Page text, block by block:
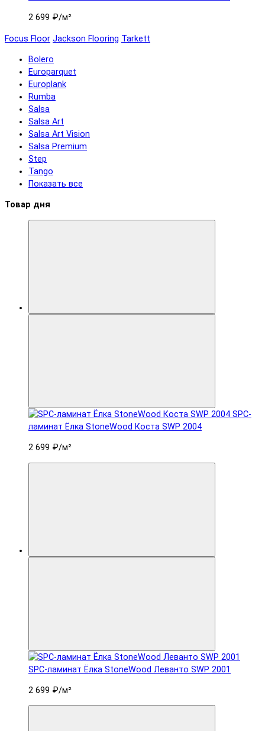
2 699 ₽/м²
Focus Floor Jackson Flooring Tarkett
Bolero
Europarquet
Europlank
Rumba
Salsa
Salsa Art
Salsa Art Vision
Salsa Premium
Step
Tango
Показать все
Товар дня
SPC-
ламинат Ëлка StoneWood Коста SWP 2004
2 699 ₽/м²
SPC-ламинат Ëлка StoneWood Леванто SWP 2001
2 699 ₽/м²